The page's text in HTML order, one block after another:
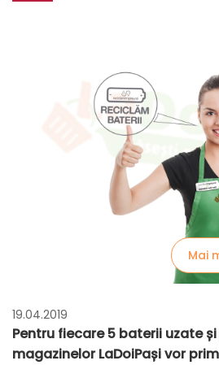
Mai
19.04.2019
Pentru fiecare 5 baterii uzate
magazinelor LaDoiPași vor